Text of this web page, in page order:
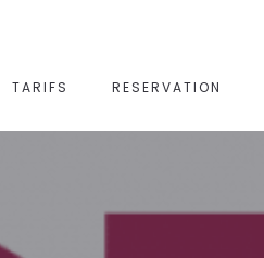
TARIFS RESERVATION